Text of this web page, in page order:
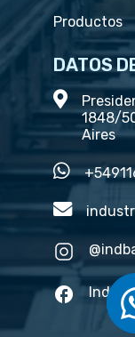
Productos
DATOS
1848/
Aires